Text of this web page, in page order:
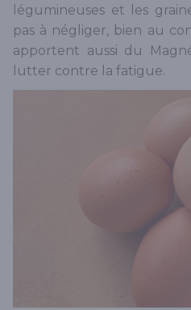
légumineuses et les
pas à négliger, bien au
apportent aussi du
lutter contre la fatigue.